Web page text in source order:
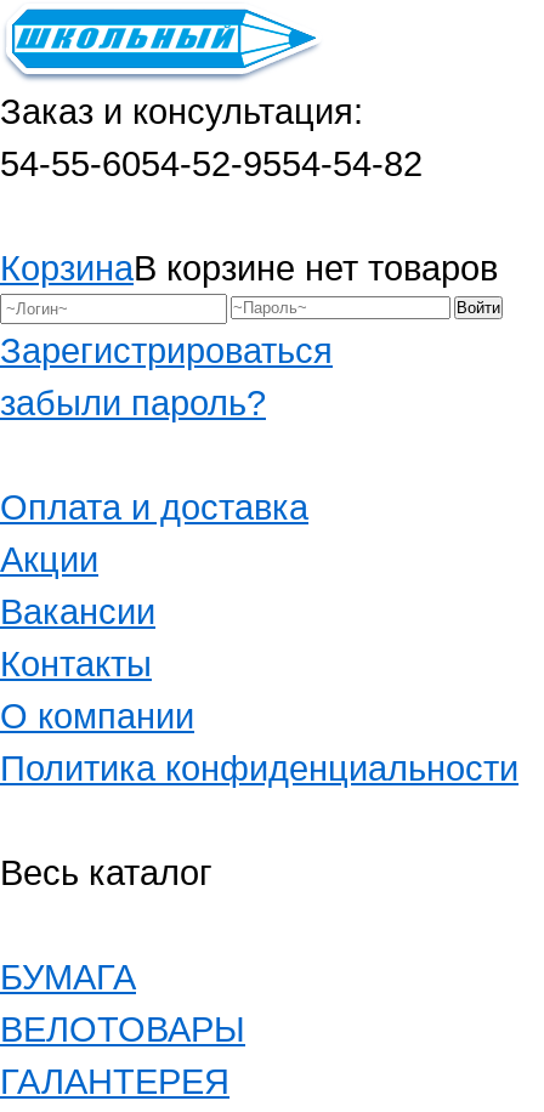
Заказ и консультация:
54-55-6054-52-9554-54-82
КорзинаВ корзине нет товаров
Зарегистрироваться
забыли пароль?
Оплата и доставка
Акции
Вакансии
Контакты
О компании
Политика конфиденциальности
Весь каталог
БУМАГА
ВЕЛОТОВАРЫ
ГАЛАНТЕРЕЯ